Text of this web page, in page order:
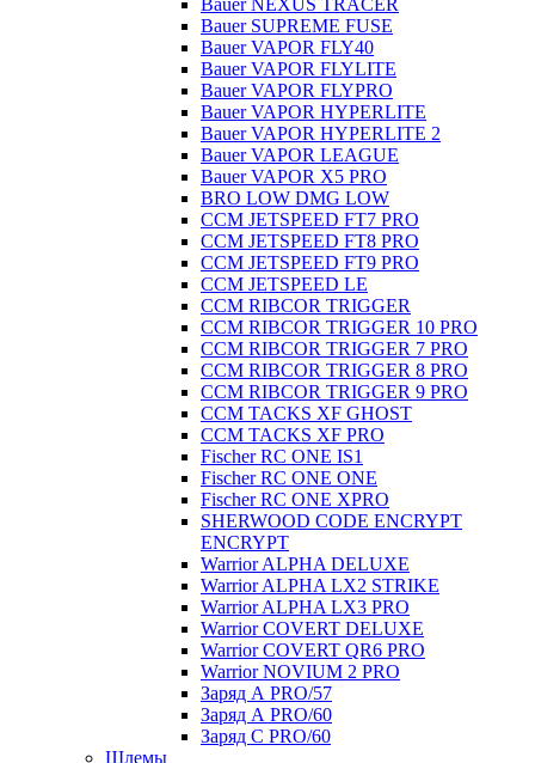
Bauer NEXUS TRACER
Bauer SUPREME FUSE
Bauer VAPOR FLY40
Bauer VAPOR FLYLITE
Bauer VAPOR FLYPRO
Bauer VAPOR HYPERLITE
Bauer VAPOR HYPERLITE 2
Bauer VAPOR LEAGUE
Bauer VAPOR X5 PRO
BRO LOW DMG LOW
CCM JETSPEED FT7 PRO
CCM JETSPEED FT8 PRO
CCM JETSPEED FT9 PRO
CCM JETSPEED LE
CCM RIBCOR TRIGGER
CCM RIBCOR TRIGGER 10 PRO
CCM RIBCOR TRIGGER 7 PRO
CCM RIBCOR TRIGGER 8 PRO
CCM RIBCOR TRIGGER 9 PRO
CCM TACKS XF GHOST
CCM TACKS XF PRO
Fischer RC ONE IS1
Fischer RC ONE ONE
Fischer RC ONE XPRO
SHERWOOD CODE ENCRYPT
ENCRYPT
Warrior ALPHA DELUXE
Warrior ALPHA LX2 STRIKE
Warrior ALPHA LX3 PRO
Warrior COVERT DELUXE
Warrior COVERT QR6 PRO
Warrior NOVIUM 2 PRO
Заряд А PRO/57
Заряд А PRO/60
Заряд С PRO/60
Шлемы